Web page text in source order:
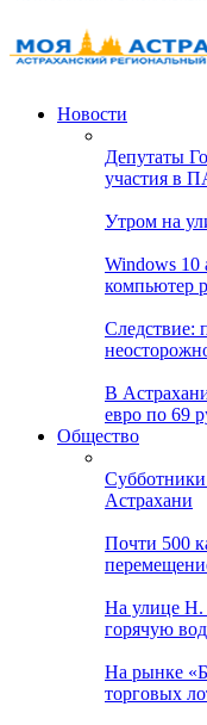
Новости
Депутаты
участия в
Утром на
Windows 10
компьютер
Следствие:
В
евро по 69
Общество
Астрахани
Почти 500
На улице Н.
горячую
На рынке
торговых